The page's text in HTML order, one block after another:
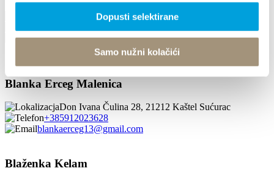
Dopusti selektirane
Samo nužni kolačići
F. Tuđmana 77, 21212 Kaštel Sućurac
grgokovac@gmail.com
Blanka Erceg Malenica
Don Ivana Čulina 28, 21212 Kaštel Sućurac
+385912023628
blankaerceg13@gmail.com
Blaženka Kelam